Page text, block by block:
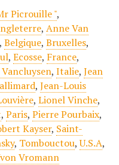
Picrouille ",
, Anne Van
Belgique, Bruxelles,
, Ecosse, France,
Vancluysen, Italie, Jean
, Jean-Louis
, Lionel Vinche,
, Paris, Pierre Pourbaix,
Kayser, Saint-
, Tombouctou,U.S.A,
Vromann